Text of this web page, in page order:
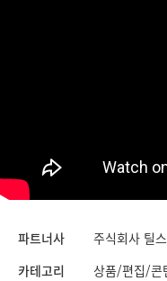
파트너사 주식회사 틸스
카테고리 상품/편집/콘